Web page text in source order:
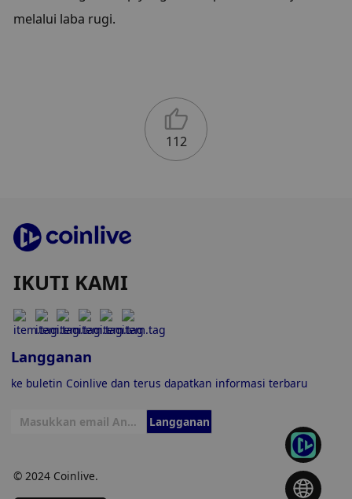
melalui laba rugi.
112
IKUTI KAMI
Langganan
ke buletin Coinlive dan terus dapatkan informasi terbaru
Langganan
© 2024 Coinlive.